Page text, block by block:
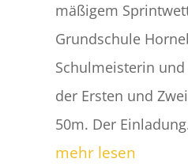
mäßigem
Grundschule
Schulmeisterin
der Ersten und
50m. Der
mehr lesen